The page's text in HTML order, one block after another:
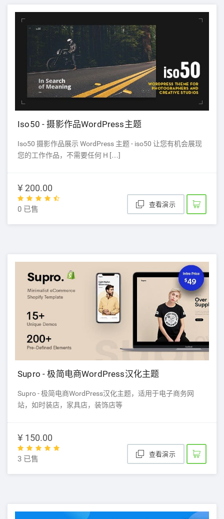
Iso50 - 摄影作品WordPress主题
Iso50 摄影作品展示 WordPress 主题 - iso50 让您有机会展现
您的工作作品，不需要任何 H […]
¥ 200.00
0 已售
查看演示
Supro - 极简电商WordPress汉化主题
Supro - 极简电商WordPress汉化主题，适用于电子商务网
站，如时装店，家具店，装饰店等
¥ 150.00
3 已售
查看演示